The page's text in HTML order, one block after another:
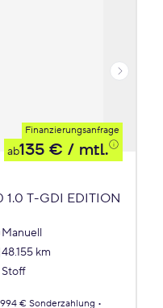
Finanzierungsanfrage
ab135 € / mtl.
1.0 T-GDI EDITION
Manuell
48.155 km
Stoff
€ Sonderzahlung